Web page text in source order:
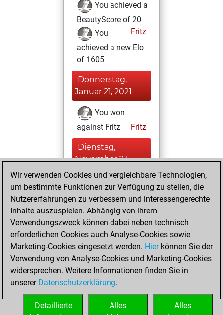
You achieved a
BeautyScore of 20
Fritz
You
achieved a new Elo
of 1605
Donnerstag,
Januar 21, 2021
You won
against Fritz
Fritz
Dienstag,
November 24,
2020
You created
your Fritz account
Fritz
Montag,
November 21, 2016
You played 62
blitz games
Play
You scored +42
=0 -20 in blitz
Wir verwenden Cookies und vergleichbare Technologien,
um bestimmte Funktionen zur Verfügung zu stellen, die
Nutzererfahrungen zu verbessern und interessengerechte
Inhalte auszuspielen. Abhängig von ihrem
Verwendungszweck können dabei neben technisch
erforderlichen Cookies auch Analyse-Cookies sowie
Marketing-Cookies eingesetzt werden. Hierkönnen Sie der
Verwendung von Analyse-Cookies und Marketing-Cookies
widersprechen. Weitere Informationen finden Sie in
unserer Datenschutzerklärung.
Alles
Alles
Detaillierte